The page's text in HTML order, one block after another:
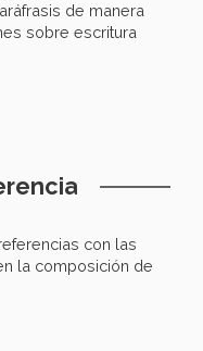
de manera
sobre escritura
con las
la composición de